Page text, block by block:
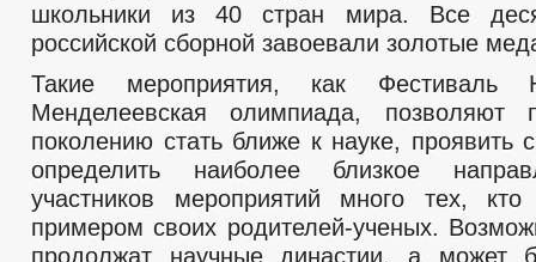
школьники из 40 стран мира. Все
российской сборной завоевали золотые
Такие мероприятия, как
Менделеевская олимпиада, позволяют
поколению стать ближе к науке, проявить
определить наиболее близкое
участников мероприятий много тех, кто
примером своих родителей-ученых.
продолжат научные династии, а может